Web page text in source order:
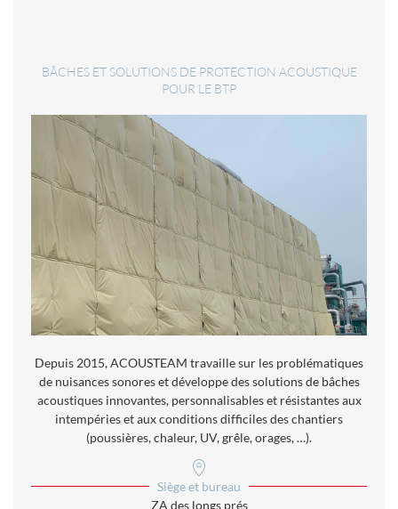
BÂCHES ET SOLUTIONS DE PROTECTION ACOUSTIQUE
POUR LE BTP
Depuis 2015, ACOUSTEAM travaille sur les problématiques
de nuisances sonores et développe des solutions de bâches
acoustiques innovantes, personnalisables et résistantes aux
intempéries et aux conditions difficiles des chantiers
(poussières, chaleur, UV, grêle, orages, …).
Siège et bureau
ZA des longs prés